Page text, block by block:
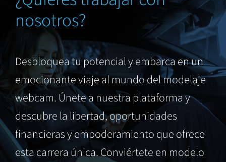
nosotros?
Desbloquea tu potencial y embarca en un
emocionante viaje al mundo del modelaje
webcam. Únete a nuestra plataforma y
descubre la libertad, oportunidades
financieras y empoderamiento que ofrece
esta carrera única. Conviértete en modelo